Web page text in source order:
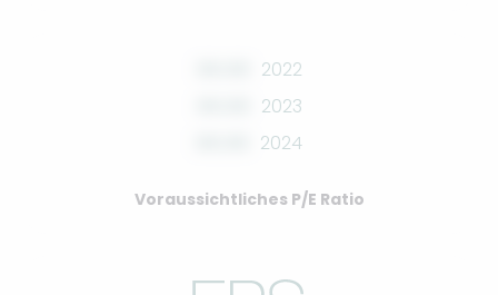
2022
2023
2024
Voraussichtliches P/E Ratio